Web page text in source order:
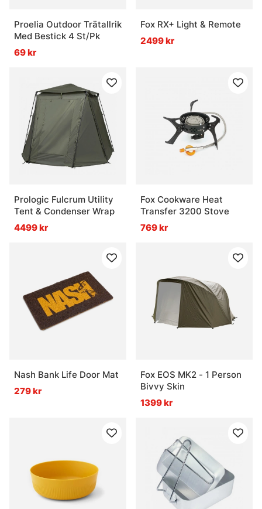
Proelia Outdoor Trätallrik
Med Bestick 4 St/Pk
69 kr
Fox RX+ Light & Remote
2499 kr
Prologic Fulcrum Utility
Tent & Condenser Wrap
4499 kr
Fox Cookware Heat
Transfer 3200 Stove
769 kr
Nash Bank Life Door Mat
279 kr
Fox EOS MK2 - 1 Person
Bivvy Skin
1399 kr